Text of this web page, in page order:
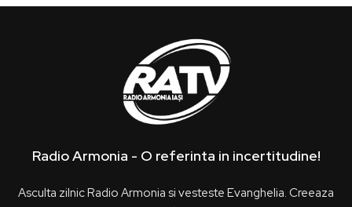
Radio Armonia - O referinta in incertitudine!
Asculta zilnic Radio Armonia si vesteste Evanghelia. Creeaza